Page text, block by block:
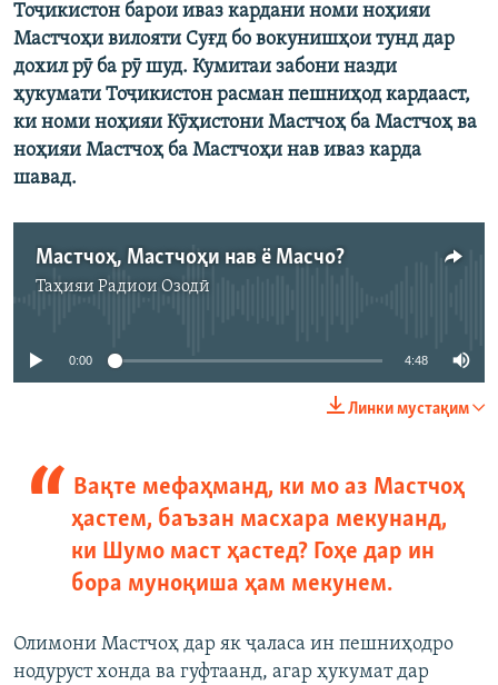
Тоҷикистон барои иваз кардани номи ноҳияи
Мастчоҳи вилояти Суғд бо вокунишҳои тунд дар
дохил рӯ ба рӯ шуд. Кумитаи забони назди
ҳукумати Тоҷикистон расман пешниҳод кардааст,
ки номи ноҳияи Кӯҳистони Мастчоҳ ба Мастчоҳ ва
ноҳияи Мастчоҳ ба Мастчоҳи нав иваз карда
шавад.
Мастчоҳ, Мастчоҳи нав ё Масчо?
Таҳияи Радиои Озодӣ
Феълан кор намекунад
0:00 4:48
Линки мустақим
Вақте мефаҳманд, ки мо аз Мастчоҳ
ҳастем, баъзан масхара мекунанд,
ки Шумо маст ҳастед? Гоҳе дар ин
бора муноқиша ҳам мекунем.
Олимони Мастчоҳ дар як ҷаласа ин пешниҳодро
нодуруст хонда ва гуфтаанд, агар ҳукумат дар